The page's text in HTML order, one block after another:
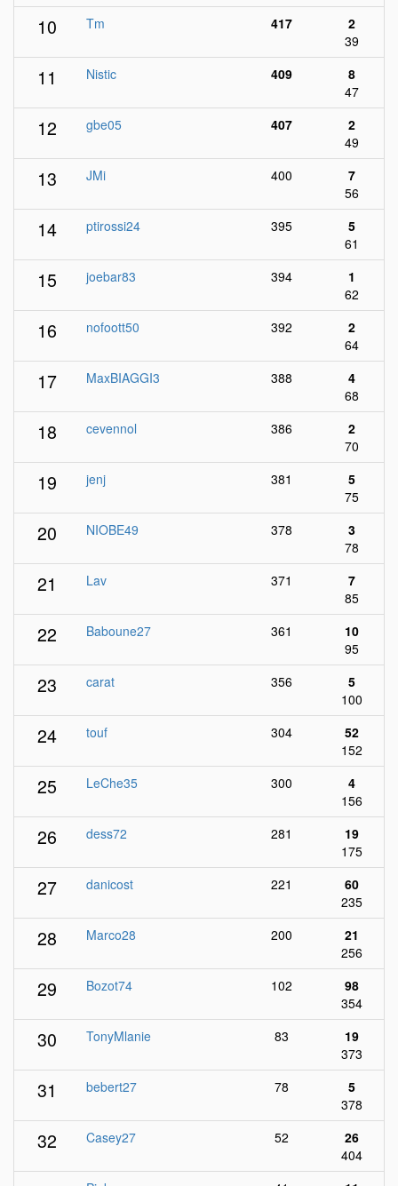
10 Tm 417
2
39
11 Nistic 409
8
47
12 gbe05 407
2
49
13 JMi 400
7
56
14 ptirossi24 395
5
61
15 joebar83 394
1
62
16 nofoott50 392
2
64
17 MaxBIAGGI3 388
4
68
18 cevennol 386
2
70
19 jenj 381
5
75
20 NIOBE49 378
3
78
21 Lav 371
7
85
22 Baboune27 361
10
95
23 carat 356
5
100
24 touf 304
52
152
25 LeChe35 300
4
156
26 dess72 281
19
175
27 danicost 221
60
235
28 Marco28 200
21
256
29 Bozot74 102
98
354
30 TonyMlanie 83
19
373
31 bebert27 78
5
378
32 Casey27 52
26
404